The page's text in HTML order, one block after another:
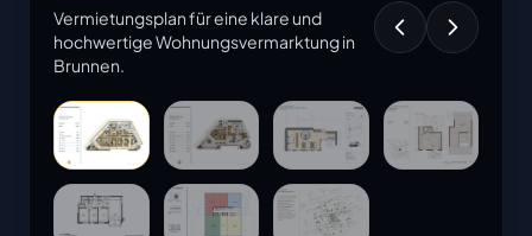
Vermietungsplan für eine klare und
hochwertige Wohnungsvermarktung in
Brunnen.